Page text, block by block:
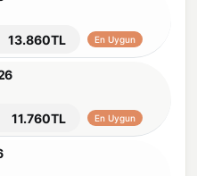
13.860TL En Uygun
11.760TL En Uygun